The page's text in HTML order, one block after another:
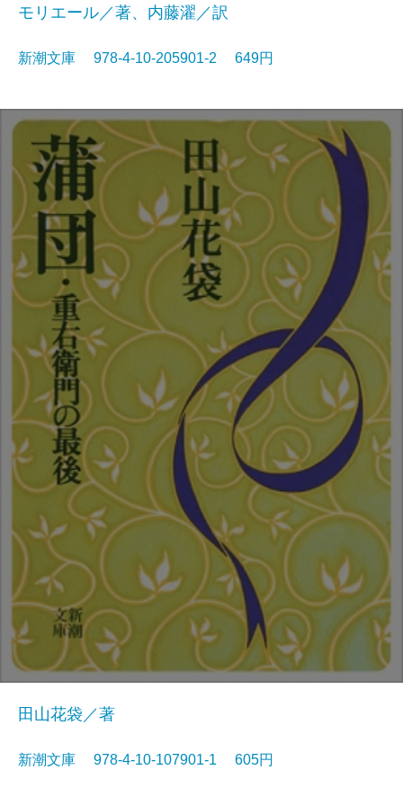
モリエール／著、内藤濯／訳
新潮文庫 978-4-10-205901-2 649円
田山花袋／著
新潮文庫 978-4-10-107901-1 605円